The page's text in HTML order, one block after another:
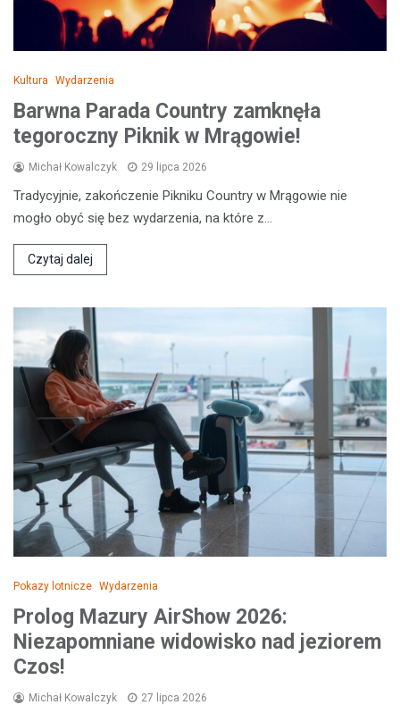
Kultura Wydarzenia
Barwna Parada Country zamknęła
tegoroczny Piknik w Mrągowie!
Michał Kowalczyk 29 lipca 2026
Tradycyjnie, zakończenie Pikniku Country w Mrągowie nie
mogło obyć się bez wydarzenia, na które z…
Czytaj dalej
Pokazy lotnicze Wydarzenia
Prolog Mazury AirShow 2026:
Niezapomniane widowisko nad jeziorem
Czos!
Michał Kowalczyk 27 lipca 2026